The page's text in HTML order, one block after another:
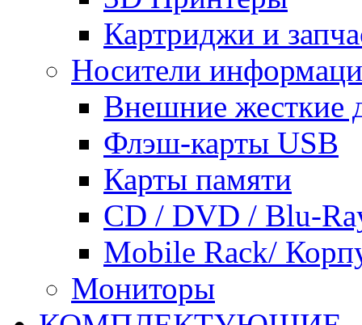
Картриджи и
Носители
Внешние жесткие
Флэш-карты USB
Карты памяти
CD / DVD / Blu-
Mobile Rack/
Мониторы